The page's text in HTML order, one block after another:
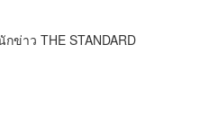
ข่าว THE STANDARD